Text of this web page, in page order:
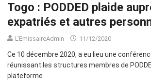
Togo : PODDED plaide
expatriés et autres
L'EmissaireAdmin 11/12/2020
Ce 10 décembre 2020, a eu lieu une
réunissant les structures membres de
plateforme